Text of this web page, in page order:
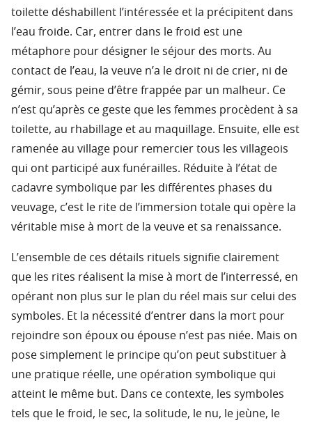
toilette déshabillent l’intéressée et la précipitent dans
l’eau froide. Car, entrer dans le froid est une
métaphore pour désigner le séjour des morts. Au
contact de l’eau, la veuve n’a le droit ni de crier, ni de
gémir, sous peine d’être frappée par un malheur. Ce
n’est qu’après ce geste que les femmes procèdent à sa
toilette, au rhabillage et au maquillage. Ensuite, elle est
ramenée au village pour remercier tous les villageois
qui ont participé aux funérailles. Réduite à l’état de
cadavre symbolique par les différentes phases du
veuvage, c’est le rite de l’immersion totale qui opère la
véritable mise à mort de la veuve et sa renaissance.
L’ensemble de ces détails rituels signifie clairement
que les rites réalisent la mise à mort de l’interressé, en
opérant non plus sur le plan du réel mais sur celui des
symboles. Et la nécessité d’entrer dans la mort pour
rejoindre son époux ou épouse n’est pas niée. Mais on
pose simplement le principe qu’on peut substituer à
une pratique réelle, une opération symbolique qui
atteint le même but. Dans ce contexte, les symboles
tels que le froid, le sec, la solitude, le nu, le jeùne, le